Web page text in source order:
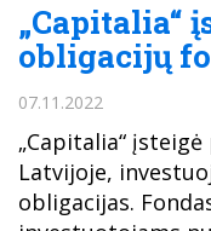
„Capitalia“
obligacijų
07.11.2022
„Capitalia“
Latvijoje,
obligacijas.